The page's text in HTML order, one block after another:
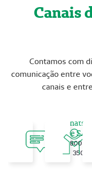
Canais
Contamos com
comunicação entre
canais e
e SAC
0800 048
3500